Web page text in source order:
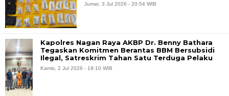
Jumat, 3 Jul 2026 - 20:54 WIB
Kapolres Nagan Raya AKBP Dr. Benny Bathara
Tegaskan Komitmen Berantas BBM Bersubsidi
Ilegal, Satreskrim Tahan Satu Terduga Pelaku
Kamis, 2 Jul 2026 - 19:10 WIB